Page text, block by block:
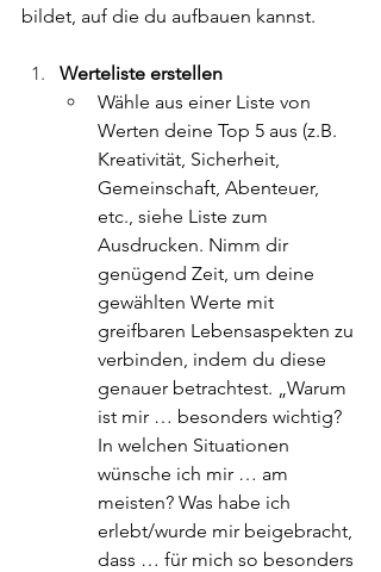
bildet, auf die du aufbauen kannst.
Werteliste erstellen
Wähle aus einer Liste von
Werten deine Top 5 aus (z.B.
Kreativität, Sicherheit,
Gemeinschaft, Abenteuer,
etc., siehe Liste zum
Ausdrucken. Nimm dir
genügend Zeit, um deine
gewählten Werte mit
greifbaren Lebensaspekten zu
verbinden, indem du diese
genauer betrachtest. „Warum
ist mir … besonders wichtig?
In welchen Situationen
wünsche ich mir … am
meisten? Was habe ich
erlebt/wurde mir beigebracht,
dass … für mich so besonders